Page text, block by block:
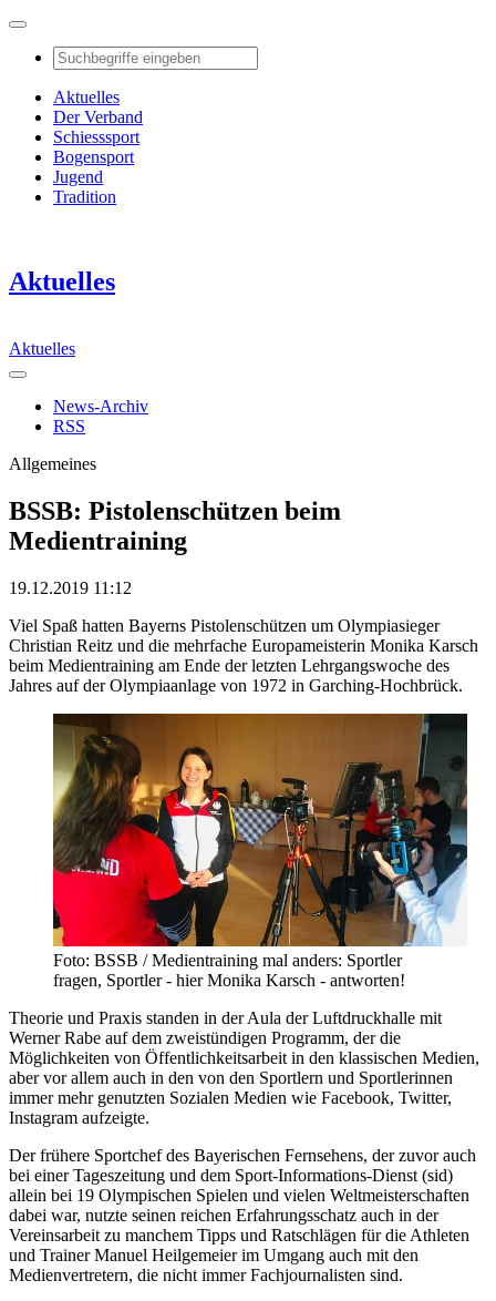
Aktuelles
Der Verband
Schiesssport
Bogensport
Jugend
Tradition
Aktuelles
Aktuelles
News-Archiv
RSS
Allgemeines
BSSB: Pistolenschützen beim
Medientraining
19.12.2019 11:12
Viel Spaß hatten Bayerns Pistolenschützen um Olympiasieger
Christian Reitz und die mehrfache Europameisterin Monika Karsch
beim Medientraining am Ende der letzten Lehrgangswoche des
Jahres auf der Olympiaanlage von 1972 in Garching-Hochbrück.
Foto: BSSB / Medientraining mal anders: Sportler
fragen, Sportler - hier Monika Karsch - antworten!
Theorie und Praxis standen in der Aula der Luftdruckhalle mit
Werner Rabe auf dem zweistündigen Programm, der die
Möglichkeiten von Öffentlichkeitsarbeit in den klassischen Medien,
aber vor allem auch in den von den Sportlern und Sportlerinnen
immer mehr genutzten Sozialen Medien wie Facebook, Twitter,
Instagram aufzeigte.
Der frühere Sportchef des Bayerischen Fernsehens, der zuvor auch
bei einer Tageszeitung und dem Sport-Informations-Dienst (sid)
allein bei 19 Olympischen Spielen und vielen Weltmeisterschaften
dabei war, nutzte seinen reichen Erfahrungsschatz auch in der
Vereinsarbeit zu manchem Tipps und Ratschlägen für die Athleten
und Trainer Manuel Heilgemeier im Umgang auch mit den
Medienvertretern, die nicht immer Fachjournalisten sind.